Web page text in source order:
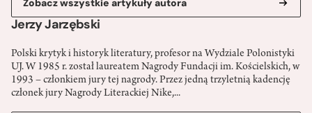
Zobacz wszystkie artykuły autora
Jerzy Jarzębski
Polski krytyk i historyk literatury, profesor na Wydziale Polonistyki
UJ. W 1985 r. został laureatem Nagrody Fundacji im. Kościelskich, w
1993 – członkiem jury tej nagrody. Przez jedną trzyletnią kadencję
członek jury Nagrody Literackiej Nike,...